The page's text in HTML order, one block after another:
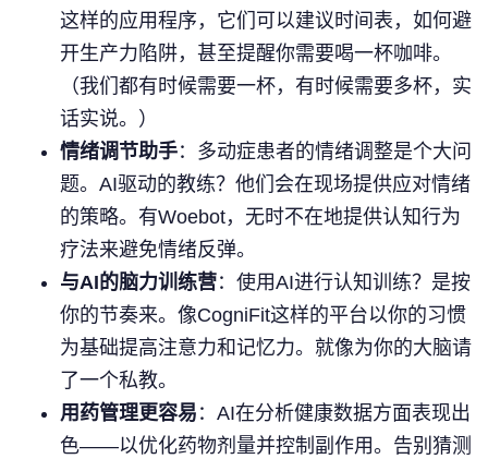
这样的应用程序，它们可以建议时间表，如何避
开生产力陷阱，甚至提醒你需要喝一杯咖啡。
（我们都有时候需要一杯，有时候需要多杯，实
话实说。）
情绪调节助手：多动症患者的情绪调整是个大问
题。AI驱动的教练？他们会在现场提供应对情绪
的策略。有Woebot，无时不在地提供认知行为
疗法来避免情绪反弹。
与AI的脑力训练营：使用AI进行认知训练？是按
你的节奏来。像CogniFit这样的平台以你的习惯
为基础提高注意力和记忆力。就像为你的大脑请
了一个私教。
用药管理更容易 ：AI在分析健康数据方面表现出
色——以优化药物剂量并控制副作用。告别猜测